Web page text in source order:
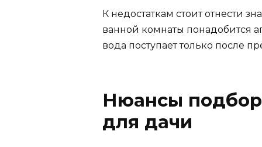
К недостаткам стоит отнести
ванной комнаты понадобится
вода поступает только после
Нюансы
для дачи